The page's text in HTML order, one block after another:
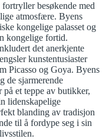
besøkende med
atmosfære. Byens
kongelige palasset og
kongelige fortid.
det anerkjente
kunstentusiaster
Picasso og Goya. Byens
de sjarmerende
et teppe av butikker,
lidenskapelige
blanding av tradisjon
til å fordype seg i sin